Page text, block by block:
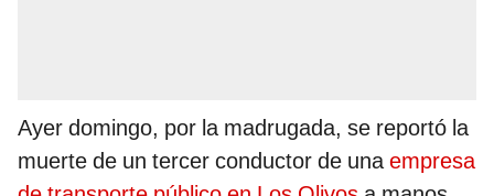
Ayer domingo, por la madrugada, se reportó la
muerte de un tercer conductor de unaempresa